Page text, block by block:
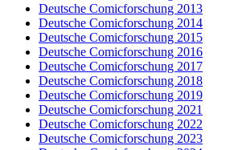
Deutsche Comicforschung 2013
Deutsche Comicforschung 2014
Deutsche Comicforschung 2015
Deutsche Comicforschung 2016
Deutsche Comicforschung 2017
Deutsche Comicforschung 2018
Deutsche Comicforschung 2019
Deutsche Comicforschung 2021
Deutsche Comicforschung 2022
Deutsche Comicforschung 2023